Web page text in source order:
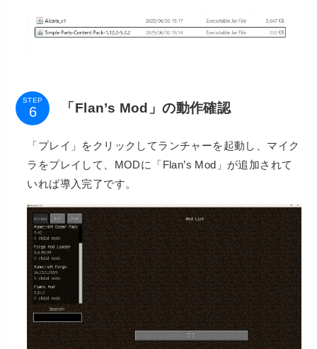
STEP 「Flan’s Mod」の動作確認
「プレイ」をクリックしてランチャーを起動し、マイク
ラをプレイして、MODに「Flan’s Mod」が追加されて
いれば導入完了です。